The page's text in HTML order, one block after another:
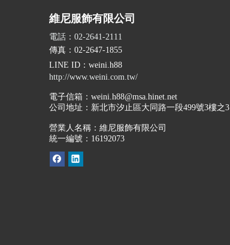
維尼服飾有限公司
電話：02-2641-2111
傳真：02-2647-1855
LINE ID ：weini.h88
http://www.weini.com.tw/
電子信箱： weini.h88@msa.hinet.net
公司地址： 新北市汐止區大同路一段499號3樓之3
營業人名稱：維尼服飾有限公司
統一編號：16192073